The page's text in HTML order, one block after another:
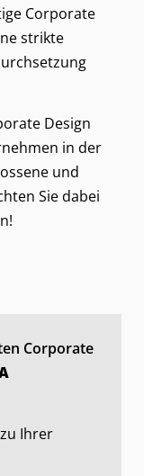
Corporate
strikte
Design
in der
und
Sie dabei
Corporate
Ihrer